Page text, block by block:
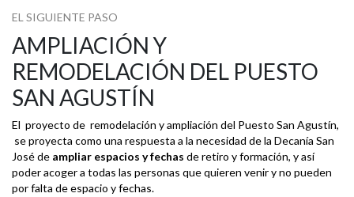
EL SIGUIENTE PASO
AMPLIACIÓN Y
REMODELACIÓN DEL PUESTO
SAN AGUSTÍN
El proyecto de remodelación y ampliación del Puesto San Agustín,
se proyecta como una respuesta a la necesidad de la Decanía San
José de ampliar espacios y fechas de retiro y formación, y así
poder acoger a todas las personas que quieren venir y no pueden
por falta de espacio y fechas.